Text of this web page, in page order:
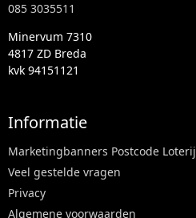
085 3035511
Minervum 7310
4817 ZD Breda
kvk 94151121
Informatie
Marketingbanners Postcode Loterij
Veel gestelde vragen
Privacy
Algemene voorwaarden